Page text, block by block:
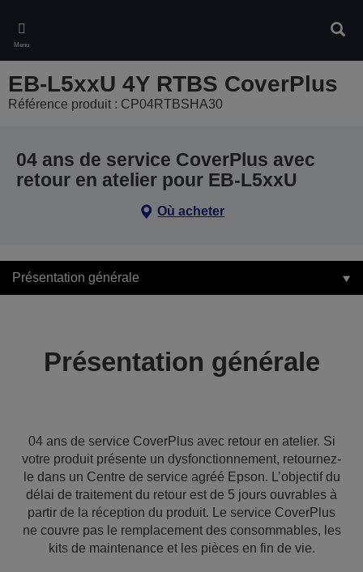
main
content
Menu
EB-L5xxU 4Y RTBS CoverPlus
Référence produit : CP04RTBSHA30
04 ans de service CoverPlus avec
retour en atelier pour EB-L5xxU
Où acheter
Présentation générale
Présentation générale
04 ans de service CoverPlus avec retour en atelier. Si
votre produit présente un dysfonctionnement, retournez-
le dans un Centre de service agréé Epson. L’objectif du
délai de traitement du retour est de 5 jours ouvrables à
partir de la réception du produit. Le service CoverPlus
ne couvre pas le remplacement des consommables, les
kits de maintenance et les pièces en fin de vie.